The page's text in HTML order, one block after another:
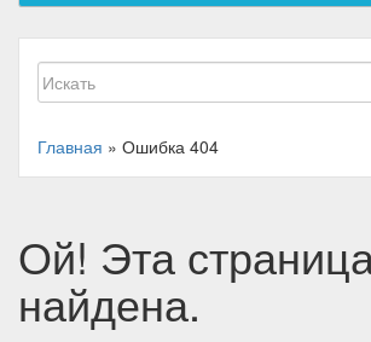
Главная » Ошибка 404
Ой! Эта
найдена.